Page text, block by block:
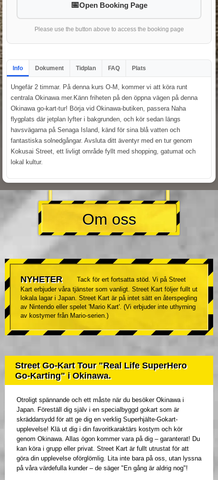
Open Booking Page
Please use the button above to access the booking page
Info Dokument Tidplan FAQ Plats
Ungefär 2 timmar. På denna kurs O-M, kommer vi att köra runt
centrala Okinawa mer.Känn friheten på den öppna vägen på denna
Okinawa go-kart-tur! Börja vid Okinawa-butiken, passera Naha
flygplats där jetplan lyfter i bakgrunden, och kör sedan längs
havsvägarna på Senaga Island, känd för sina blå vatten och
fantastiska solnedgångar. Avsluta ditt äventyr med en tur genom
Kokusai Street, ett livligt område fyllt med shopping, gatumat och
lokal kultur.
Om oss
NYHETER
Tack för ert fortsatta stöd. Vi på Street
Kart erbjuder våra tjänster som vanligt. Street Kart följer fullt ut
lokala lagar i Japan. Street Kart är på intet sätt en återspegling
av Nintendo eller spelet 'Mario Kart'. (Vi erbjuder inte uthyrning
av kostymer från Mario-serien.)
Street Go-Kart Tour "Real Life SuperHero
Go-Karting" i Okinawa.
Otroligt spännande och ett måste när du besöker Okinawa i
Japan. Föreställ dig själv i en specialbyggd gokart som är
skräddarsydd för att ge dig en verklig Superhjälte-Gokart-
upplevelse! Klä ut dig i din favoritkaraktärs kostym och kör
genom Okinawa. Allas ögon kommer vara på dig – garanterat! Du
kan köra i grupp eller privat. Street Kart är fullt utrustat för att
göra din upplevelse oförglömlig. Lita inte bara på oss, utan lyssna
på våra värdefulla kunder – de säger "En gång är aldrig nog"!